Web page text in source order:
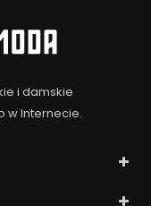
i damskie
w Internecie.